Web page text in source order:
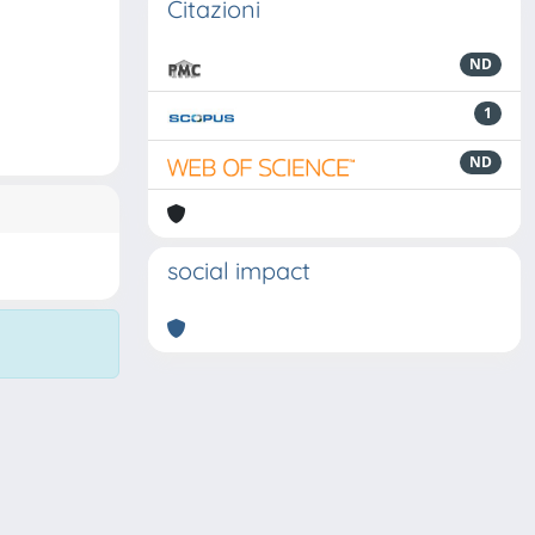
Citazioni
ND
1
ND
social impact